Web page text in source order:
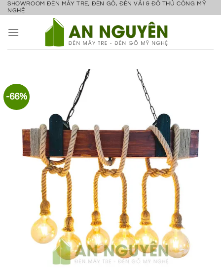
Bỏ
nội
SHOWROOM ĐÈN MÂY TRE, ĐÈN GỖ, ĐÈN VẢI & ĐỒ THỦ CÔNG MỸ
NGHỆ
-66%